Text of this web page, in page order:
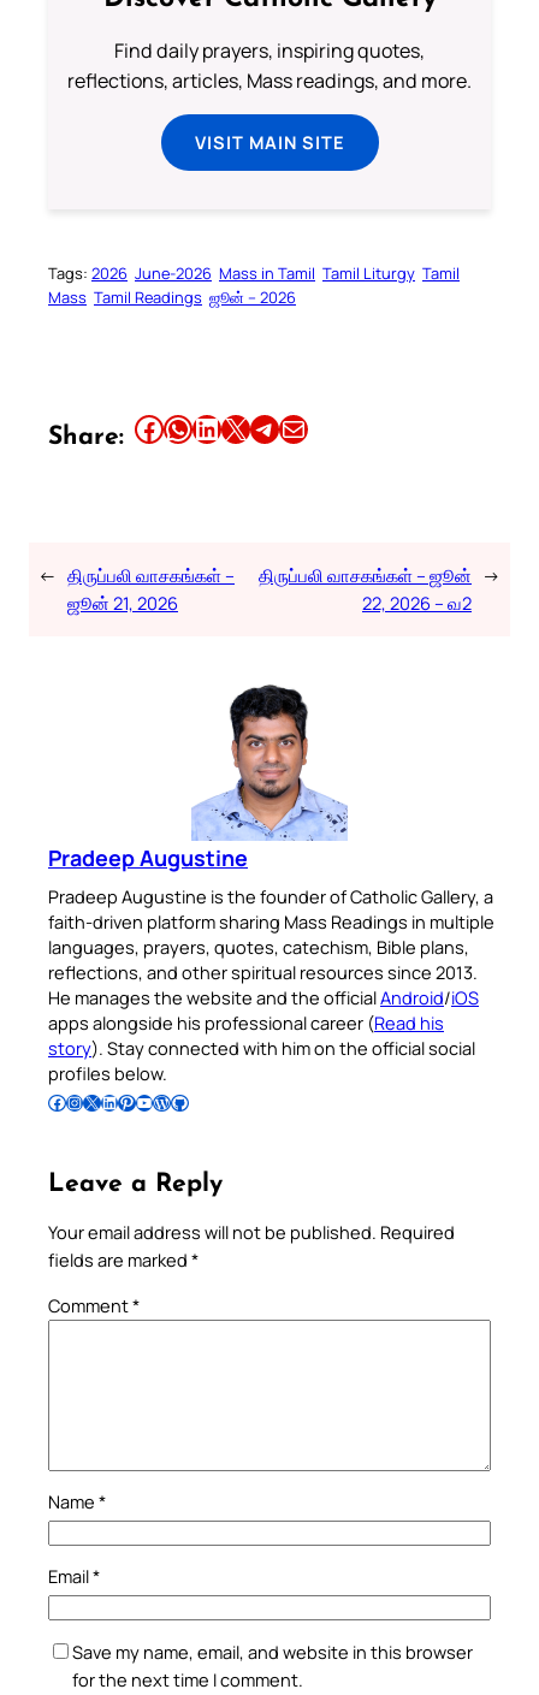
Find daily prayers, inspiring quotes,
reflections, articles, Mass readings, and more.
VISIT MAIN SITE
Tags: 2026 June-2026 Mass in Tamil Tamil Liturgy Tamil
Mass Tamil Readings ஜூன் – 2026
Share: Share this article on Facebook Share this article on WhatsApp Share this article on LinkedIn Share this article on X Share this article on TelegramEmail this Article
← திருப்பலி வாசகங்கள் –
ஜூன் 21, 2026
திருப்பலி வாசகங்கள் – ஜூன்
22, 2026 – வ2
→
Pradeep Augustine
Pradeep Augustine is the founder of Catholic Gallery, a
faith-driven platform sharing Mass Readings in multiple
languages, prayers, quotes, catechism, Bible plans,
reflections, and other spiritual resources since 2013.
He manages the website and the officialAndroid/iOS
apps alongside his professional career (Read his
story). Stay connected with him on the official social
profiles below.
Follow Pradeep on Facebook Follow Pradeep on InstagramFollow Pradeep on X Follow Pradeep on LinkedIn Follow Pradeep on Pinterest Subscribe to Pradeep’s Youtube Channel Follow Pradeep on WordPress Follow Pradeep on GitHub
Leave a Reply
Your email address will not be published. Required
fields are marked *
Comment*
Name *
Email*
Save my name, email, and website in this browser
for the next time I comment.